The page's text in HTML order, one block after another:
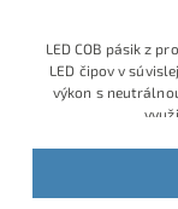
LED COB pásik z
LED čipov v
výkon s